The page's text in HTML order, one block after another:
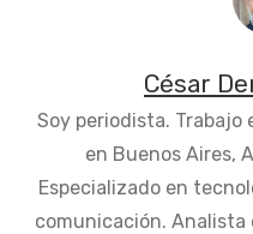
César
Soy periodista. Trabajo
en Buenos Aires,
Especializado en
comunicación. Analista